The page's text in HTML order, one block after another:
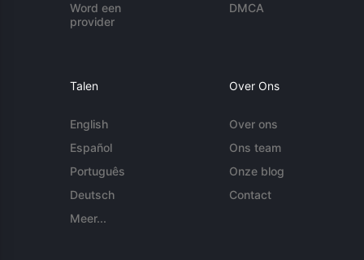
Word een
provider
DMCA
Talen
English
Español
Português
Deutsch
Meer...
Over Ons
Over ons
Ons team
Onze blog
Contact